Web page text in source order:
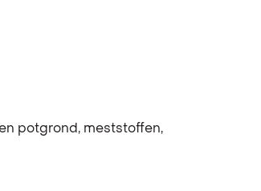
potgrond, meststoffen,